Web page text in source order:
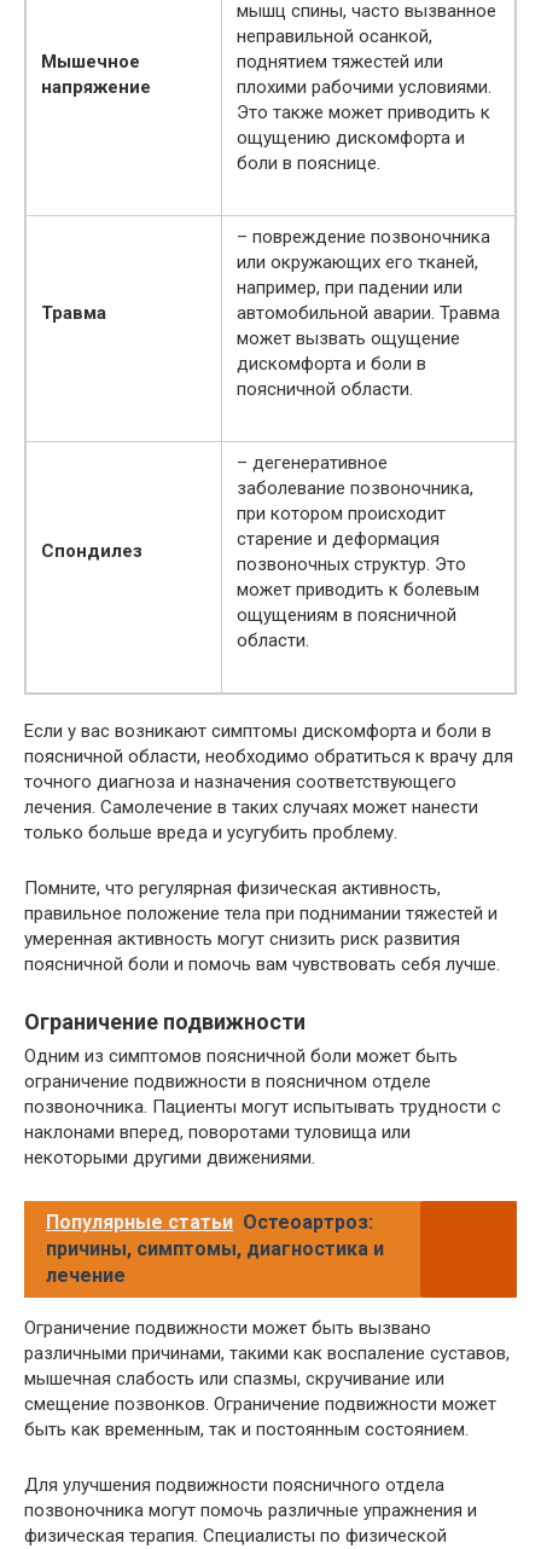
Мышечное
напряжение
мышц спины, часто вызванное
неправильной осанкой,
поднятием тяжестей или
плохими рабочими условиями.
Это также может приводить к
ощущению дискомфорта и
боли в пояснице.
Травма
– повреждение позвоночника
или окружающих его тканей,
например, при падении или
автомобильной аварии. Травма
может вызвать ощущение
дискомфорта и боли в
поясничной области.
Спондилез
– дегенеративное
заболевание позвоночника,
при котором происходит
старение и деформация
позвоночных структур. Это
может приводить к болевым
ощущениям в поясничной
области.
Если у вас возникают симптомы дискомфорта и боли в
поясничной области, необходимо обратиться к врачу для
точного диагноза и назначения соответствующего
лечения. Самолечение в таких случаях может нанести
только больше вреда и усугубить проблему.
Помните, что регулярная физическая активность,
правильное положение тела при поднимании тяжестей и
умеренная активность могут снизить риск развития
поясничной боли и помочь вам чувствовать себя лучше.
Ограничение подвижности
Одним из симптомов поясничной боли может быть
ограничение подвижности в поясничном отделе
позвоночника. Пациенты могут испытывать трудности с
наклонами вперед, поворотами туловища или
некоторыми другими движениями.
Популярные статьи Остеоартроз:
причины, симптомы, диагностика и
лечение
Ограничение подвижности может быть вызвано
различными причинами, такими как воспаление суставов,
мышечная слабость или спазмы, скручивание или
смещение позвонков. Ограничение подвижности может
быть как временным, так и постоянным состоянием.
Для улучшения подвижности поясничного отдела
позвоночника могут помочь различные упражнения и
физическая терапия. Специалисты по физической